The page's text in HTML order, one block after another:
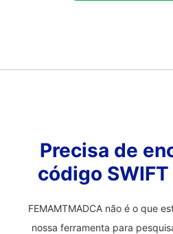
Precisa de
código
FEMAMTMADCA não é o que
nossa ferramenta para